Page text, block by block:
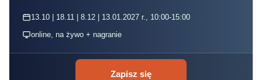
13.10 | 18.11 | 8.12 | 13.01.2027 r., 10:00-15:00
online, na żywo + nagranie
Zapisz się